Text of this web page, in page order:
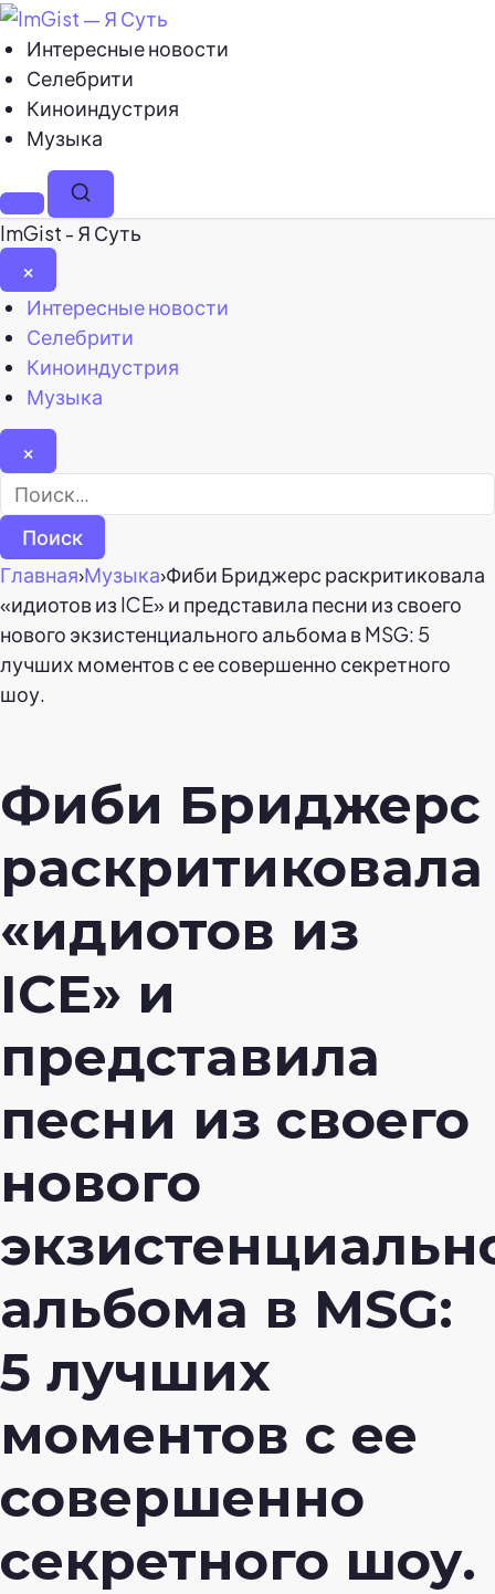
Интересные новости
Селебрити
Киноиндустрия
Музыка
МенюПоиск
ImGist - Я Суть
×
Закрыть
меню
Интересные новости
Селебрити
Киноиндустрия
Музыка
×
Найти:
Главная›Музыка›Фиби Бриджерс раскритиковала
«идиотов из ICE» и представила песни из своего
нового экзистенциального альбома в MSG: 5
лучших моментов с ее совершенно секретного
шоу.
Фиби Бриджерс
раскритиковала
«идиотов из
ICE» и
представила
песни из своего
нового
альбома в MSG:
5 лучших
моментов с ее
совершенно
секретного шоу.